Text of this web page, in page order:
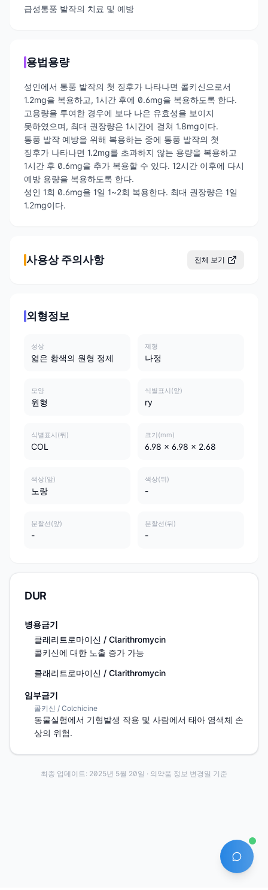
급성통풍 발작의 치료 및 예방
용법용량
성인에서 통풍 발작의 첫 징후가 나타나면 콜키신으로서
1.2mg을 복용하고, 1시간 후에 0.6mg을 복용하도록 한다.
고용량을 투여한 경우에 보다 나은 유효성을 보이지
못하였으며, 최대 권장량은 1시간에 걸쳐 1.8mg이다.
통풍 발작 예방을 위해 복용하는 중에 통풍 발작의 첫
징후가 나타나면 1.2mg를 초과하지 않는 용량을 복용하고
1시간 후 0.6mg을 추가 복용할 수 있다. 12시간 이후에 다시
예방 용량을 복용하도록 한다.
성인 1회 0.6mg을 1일 1~2회 복용한다. 최대 권장량은 1일
1.2mg이다.
사용상 주의사항 전체 보기
외형정보
성상
엷은 황색의 원형 정제
제형
나정
모양
원형
식별표시(앞)
ry
식별표시(뒤)
COL
크기(mm)
6.98 x 6.98 x 2.68
색상(앞)
노랑
색상(뒤)
-
분할선(앞)
-
분할선(뒤)
-
DUR
병용금기
클래리트로마이신 / Clarithromycin
콜키신에 대한 노출 증가 가능
클래리트로마이신 / Clarithromycin
임부금기
콜키신 / Colchicine
동물실험에서 기형발생 작용 및 사람에서 태아 염색체 손
상의 위험.
AI 에이
최종 업데이트: 2025년 5월 20일 · 의약품 정보 변경일 기준